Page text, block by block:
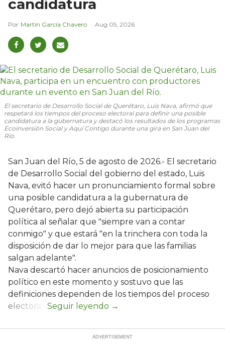
candidatura
Martín García Chavero Aug 05, 2026
El secretario de Desarrollo Social de Querétaro, Luis Nava, afirmó que
respetará los tiempos del proceso electoral para definir una posible
candidatura a la gubernatura y destacó los resultados de los programas
Ecoinversión Social y Aquí Contigo durante una gira en San Juan del
Río.
San Juan del Río, 5 de agosto de 2026.- El secretario
de Desarrollo Social del gobierno del estado, Luis
Nava, evitó hacer un pronunciamiento formal sobre
una posible candidatura a la gubernatura de
Querétaro, pero dejó abierta su participación
política al señalar que "siempre van a contar
conmigo" y que estará "en la trinchera con toda la
disposición de dar lo mejor para que las familias
salgan adelante".
Nava descartó hacer anuncios de posicionamiento
político en este momento y sostuvo que las
definiciones dependen de los tiempos del proceso
electoral.